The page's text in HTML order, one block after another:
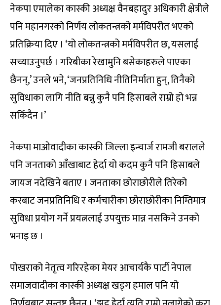
नेकपा एमालेका कास्की अध्यक्ष वैनबहादुर अधिकारी क्षेत्रीले
पनि महानगरको निर्णय लोकतन्त्रको मर्मविपरीत भएको
प्रतिक्रिया दिए । ‘यो लोकतन्त्रको मर्मविपरीत छ, यसलाई
सच्याउनुपर्छ । गरिबीका रेखामुनि बसेकाहरुले पाएका
छैनन्,’ उनले भने, ‘जनप्रतिनिधि नीतिनिर्माता हुन्, तिनैको
सुविधाका लागि नीति बन्नु कुनै पनि हिसाबले राम्रो हो भन्न
सकिँदैन ।’
नेकपा माओवादीका कास्की जिल्ला इन्चार्ज रामजी बरालले
पनि जनताको आँखाबाट हेर्दा यो कदम कुनै पनि हिसाबले
जायज नदेखिने बताए । जनताका छोराछोरीले तिरेको
करबाट जनप्रतिनिधि र कर्मचारीका छोराछोरीका निम्तिमात्र
सुविधा प्रयोग गर्ने प्रयत्नलाई उपयुक्त मान्न नसकिने उनको
भनाइ छ ।
पोखराको नेतृत्व गरिरहेका मेयर आचार्यकै पार्टी नेपाल
समाजवादीका कास्की अध्यक्ष खड्ग हमाल पनि यो